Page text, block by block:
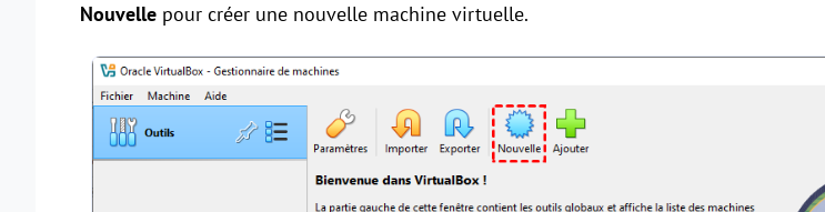
Nouvelle pour créer une nouvelle machine virtuelle.